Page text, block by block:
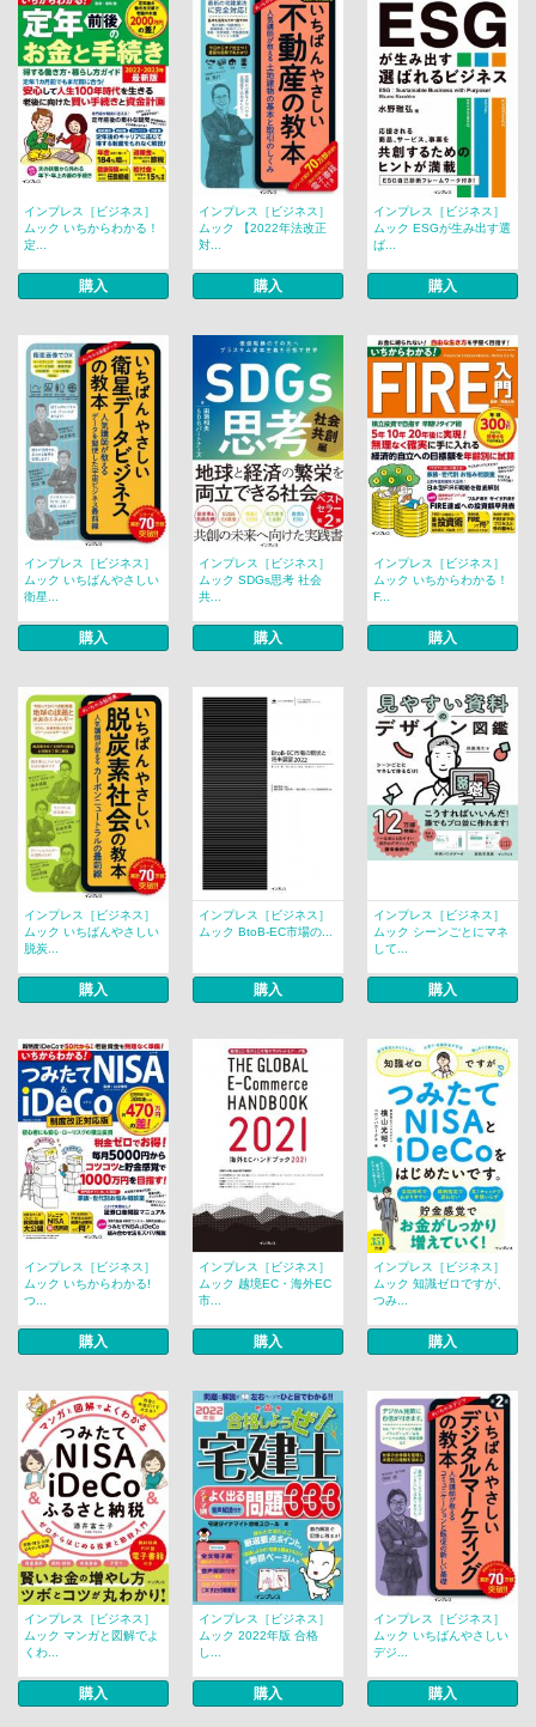
インプレス［ビジネス］
ムック いちからわかる！
定...
購入
インプレス［ビジネス］
ムック 【2022年法改正
対...
購入
インプレス［ビジネス］
ムック ESGが生み出す選
ば...
購入
インプレス［ビジネス］
ムック いちばんやさしい
衛星...
購入
インプレス［ビジネス］
ムック SDGs思考 社会
共...
購入
インプレス［ビジネス］
ムック いちからわかる！
F...
購入
インプレス［ビジネス］
ムック いちばんやさしい
脱炭...
購入
インプレス［ビジネス］
ムック BtoB-EC市場の...
購入
インプレス［ビジネス］
ムック シーンごとにマネ
して...
購入
インプレス［ビジネス］
ムック いちからわかる!
つ...
購入
インプレス［ビジネス］
ムック 越境EC・海外EC
市...
購入
インプレス［ビジネス］
ムック 知識ゼロですが、
つみ...
購入
インプレス［ビジネス］
ムック マンガと図解でよ
くわ...
購入
インプレス［ビジネス］
ムック 2022年版 合格
し...
購入
インプレス［ビジネス］
ムック いちばんやさしい
デジ...
購入